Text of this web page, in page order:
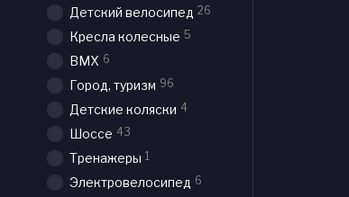
Детский велосипед 26
Кресла колесные 5
BMX 6
Город, туризм 96
Детские коляски 4
Шоссе 43
Тренажеры 1
Электровелосипед 6